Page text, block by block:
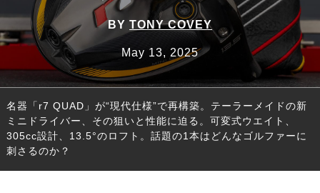
BY TONY COVEY
May 13, 2025
名器「r7 QUAD」が“現代仕様”で再構築。テーラーメイドの新
ミニドライバー、その狙いと性能に迫る。可変式ウエイト、
305cc設計、13.5°のロフト。話題の1本はどんなゴルファーに
刺さるのか？
Golf News ゴルフニュース
REVIEWS 製品レビュー
DRIVERS ドライバー
FAIRWAY WOODS フェアウェイウッド
HYBRIDS ハイブリッド
IRONS アイアン